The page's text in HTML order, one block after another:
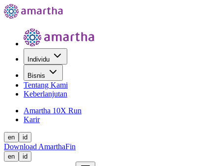
Individu
Bisnis
Tentang Kami
Keberlanjutan
Amartha 10X Run
Karir
en id
Download AmarthaFin
en id